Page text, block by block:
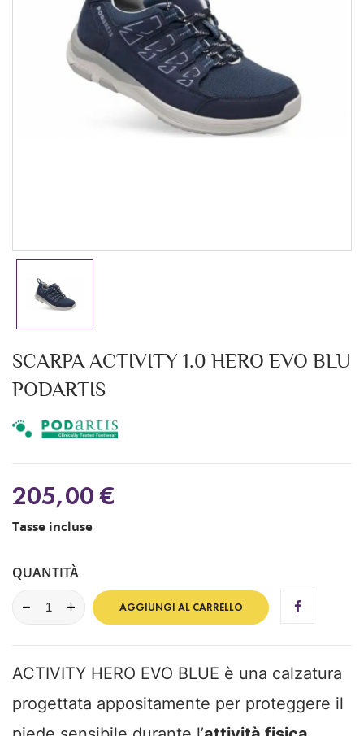
SCARPA ACTIVITY 1.0 HERO EVO BLU
PODARTIS
205,00 €
Tasse incluse
QUANTITÀ
AGGIUNGI AL CARRELLO
ACTIVITY HERO EVO BLUE è una calzatura
progettata appositamente per proteggere il